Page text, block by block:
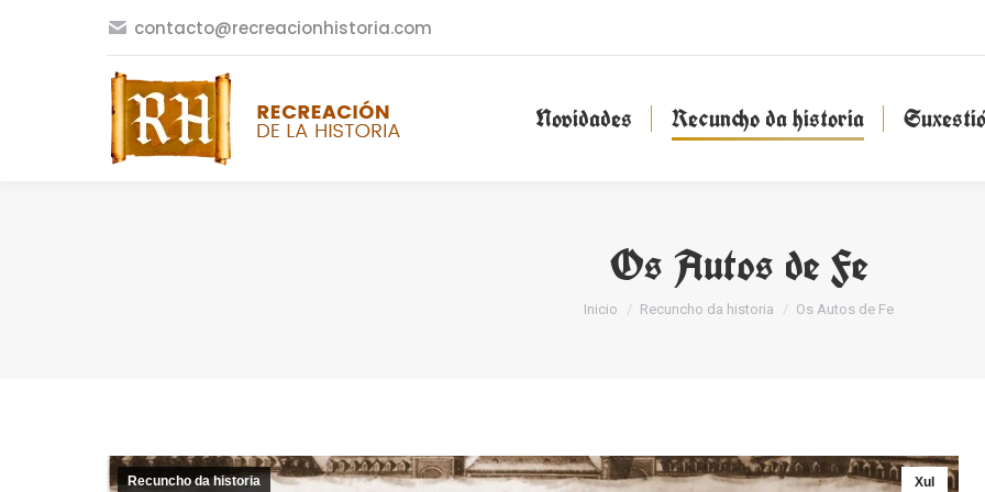
contacto@recreacionhistoria.com
Novidades Recuncho da historia
Os Autos de Fe
You are here:
Inicio Recuncho da historia Os Autos de Fe
Xul
Recuncho da historia
Novidades Recuncho da historia